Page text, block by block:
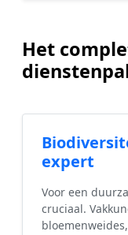
Het
expert
Voor een
cruciaal.